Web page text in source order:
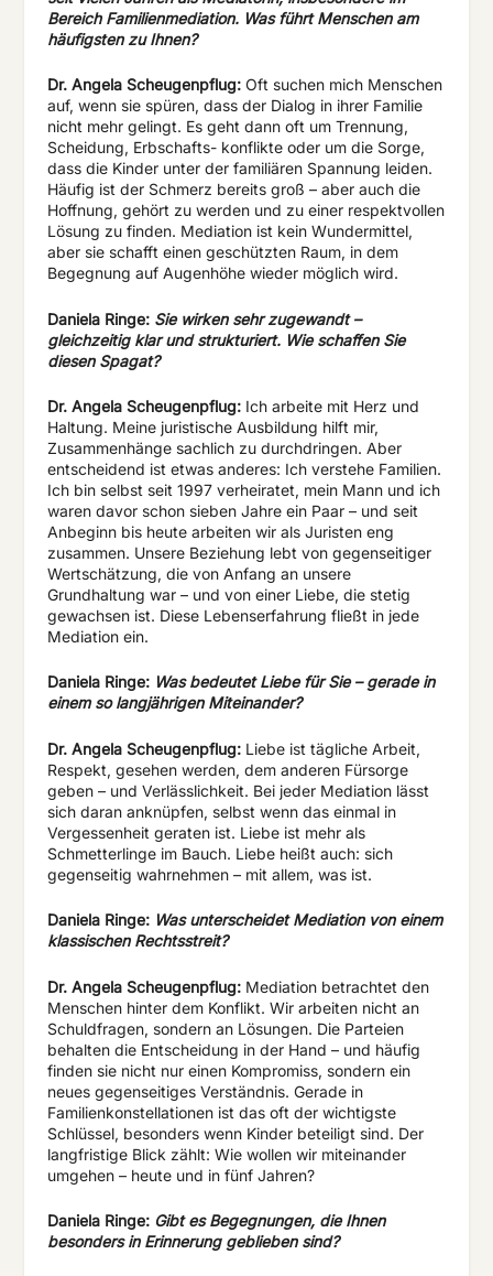
Bereich Familienmediation. Was führt Menschen am
häufigsten zu Ihnen?
Dr. Angela Scheugenpflug: Oft suchen mich Menschen
auf, wenn sie spüren, dass der Dialog in ihrer Familie
nicht mehr gelingt. Es geht dann oft um Trennung,
Scheidung, Erbschafts- konflikte oder um die Sorge,
dass die Kinder unter der familiären Spannung leiden.
Häufig ist der Schmerz bereits groß – aber auch die
Hoffnung, gehört zu werden und zu einer respektvollen
Lösung zu finden. Mediation ist kein Wundermittel,
aber sie schafft einen geschützten Raum, in dem
Begegnung auf Augenhöhe wieder möglich wird.
Daniela Ringe: Sie wirken sehr zugewandt –
gleichzeitig klarund strukturiert. Wie schaffen Sie
diesen Spagat?
Dr. Angela Scheugenpflug: Ich arbeite mit Herz und
Haltung. Meine juristische Ausbildung hilft mir,
Zusammenhänge sachlich zu durchdringen. Aber
entscheidend ist etwas anderes: Ich verstehe Familien.
Ich bin selbst seit 1997 verheiratet, mein Mann und ich
waren davor schon sieben Jahre ein Paar – und seit
Anbeginn bis heute arbeiten wir als Juristen eng
zusammen. Unsere Beziehung lebt von gegenseitiger
Wertschätzung, die von Anfang an unsere
Grundhaltung war – und von einer Liebe, die stetig
gewachsen ist. Diese Lebenserfahrung fließt in jede
Mediation ein.
Daniela Ringe: Was bedeutet Liebe für Sie – gerade in
einemso langjährigen Miteinander?
Dr. Angela Scheugenpflug: Liebe ist tägliche Arbeit,
Respekt, gesehen werden, dem anderen Fürsorge
geben – und Verlässlichkeit. Bei jeder Mediation lässt
sich daran anknüpfen, selbst wenn das einmal in
Vergessenheit geraten ist. Liebe ist mehr als
Schmetterlinge im Bauch. Liebe heißt auch: sich
gegenseitig wahrnehmen – mit allem, was ist.
Daniela Ringe: Was unterscheidet Mediation von einem
klassischen Rechtsstreit?
Dr. Angela Scheugenpflug: Mediation betrachtet den
Menschen hinter dem Konflikt. Wir arbeiten nicht an
Schuldfragen, sondern an Lösungen. Die Parteien
behalten die Entscheidung in der Hand – und häufig
finden sie nicht nur einen Kompromiss, sondern ein
neues gegenseitiges Verständnis. Gerade in
Familienkonstellationen ist das oft der wichtigste
Schlüssel, besonders wenn Kinder beteiligt sind. Der
langfristige Blick zählt: Wie wollen wir miteinander
umgehen – heute und in fünf Jahren?
Daniela Ringe: Gibt es Begegnungen, die Ihnen
besonders in Erinnerung geblieben sind?